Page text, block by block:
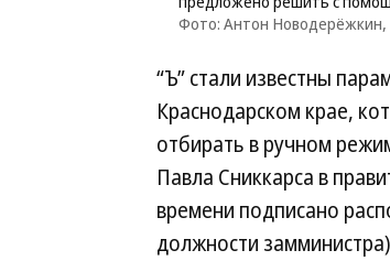
Фото: Антон
“Ъ” стали известны
Краснодарском крае,
отбирать в ручном
Павла Сниккарса в
времени подписано
должности